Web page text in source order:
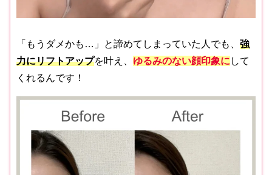
「もうダメかも…」と諦めてしまっていた人でも、 強
力にリフトアップを叶え、 ゆるみのない顔印象に して
くれるんです！